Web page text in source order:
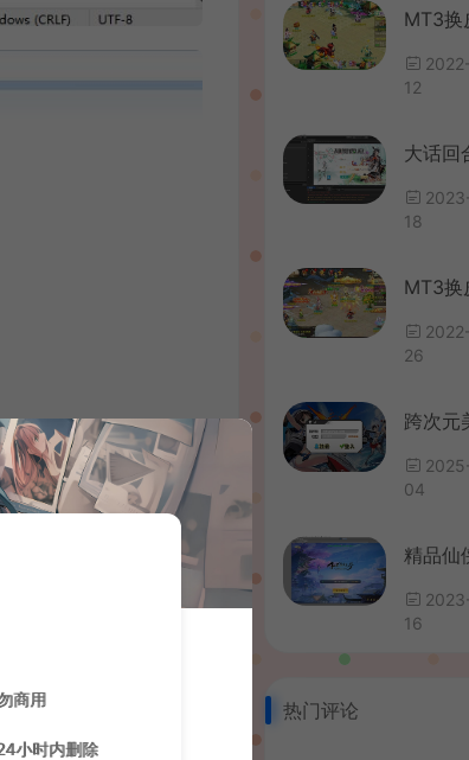
12
18
26
04
16
热门评论
商用
小时内删除